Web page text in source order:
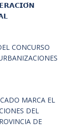
CONCURSO
MARCA EL
DEL
DE